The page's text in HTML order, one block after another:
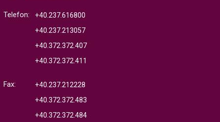
Telefon:
+40.237.616800
+40.237.213057
+40.372.372.407
+40.372.372.411
Fax:
+40.237.212228
+40.372.372.483
+40.372.372.484